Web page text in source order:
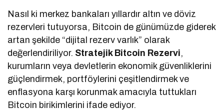
Nasıl ki merkez bankaları yıllardır altın ve döviz
rezervleri tutuyorsa, Bitcoin de günümüzde giderek
artan şekilde “dijital rezerv varlık” olarak
değerlendiriliyor. Stratejik Bitcoin Rezervi,
kurumların veya devletlerin ekonomik güvenliklerini
güçlendirmek, portföylerini çeşitlendirmek ve
enflasyona karşı korunmak amacıyla tuttukları
Bitcoin birikimlerini ifade ediyor.